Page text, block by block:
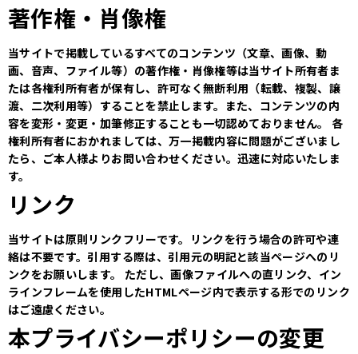
著作権・肖像権
当サイトで掲載しているすべてのコンテンツ（文章、画像、動
画、音声、ファイル等）の著作権・肖像権等は当サイト所有者ま
たは各権利所有者が保有し、許可なく無断利用（転載、複製、譲
渡、二次利用等）することを禁止します。また、コンテンツの内
容を変形・変更・加筆修正することも一切認めておりません。
各
権利所有者におかれましては、万一掲載内容に問題がございまし
たら、ご本人様よりお問い合わせください。迅速に対応いたしま
す。
リンク
当サイトは原則リンクフリーです。リンクを行う場合の許可や連
絡は不要です。引用する際は、引用元の明記と該当ページへのリ
ンクをお願いします。
ただし、画像ファイルへの直リンク、イン
ラインフレームを使用したHTMLページ内で表示する形でのリンク
はご遠慮ください。
本プライバシーポリシーの変更